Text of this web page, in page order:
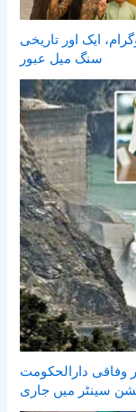
ایک اور تاریخی
سنگ میل عبور
وفاقی دارالحکومت
سینٹر میں جاری